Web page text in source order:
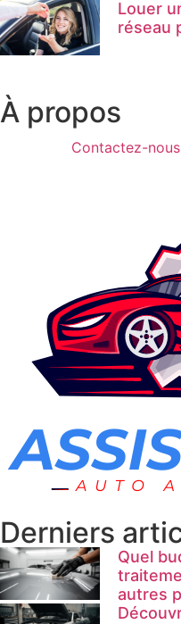
Louer
réseau
À propos
Contactez-nous
Derniers
Quel
autres